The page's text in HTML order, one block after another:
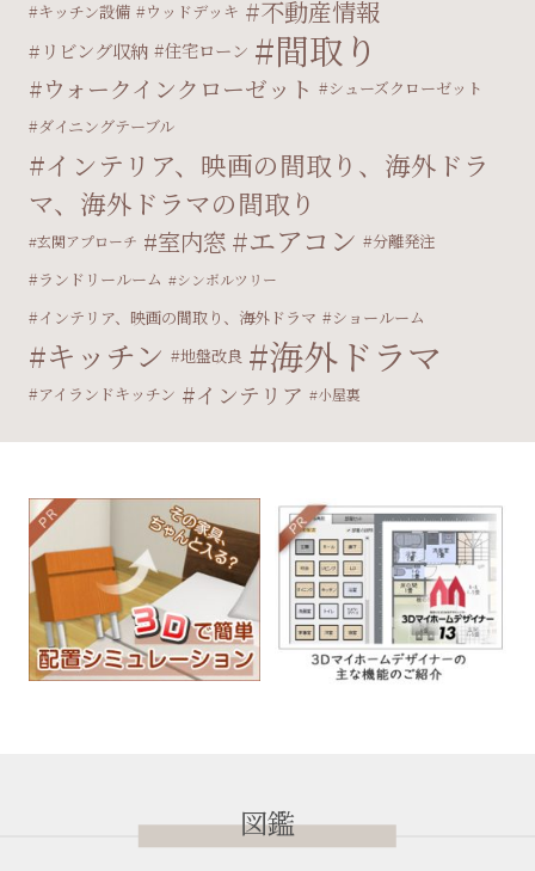
キッチン設備 ウッドデッキ 不動産情報
リビング収納 住宅ローン 間取り
ウォークインクローゼット
シューズクローゼット
ダイニングテーブル
インテリア、映画の間取り、海外ドラ
マ、海外ドラマの間取り
玄関アプローチ 室内窓 エアコン
分離発注
ランドリールーム
シンボルツリー
インテリア、映画の間取り、海外ドラマ ショールーム
キッチン 地盤改良 海外ドラマ
アイランドキッチン インテリア 小屋裏
図鑑